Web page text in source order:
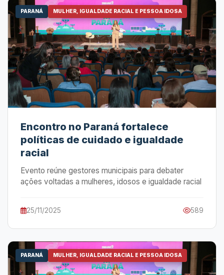
PARANÁ MULHER, IGUALDADE RACIAL E PESSOA IDOSA
Encontro no Paraná fortalece
políticas de cuidado e igualdade
racial
Evento reúne gestores municipais para debater
ações voltadas a mulheres, idosos e igualdade racial
25/11/2025 589
PARANÁ MULHER, IGUALDADE RACIAL E PESSOA IDOSA